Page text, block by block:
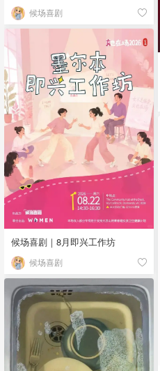
候场喜剧
候场喜剧｜8月即兴工作坊
候场喜剧